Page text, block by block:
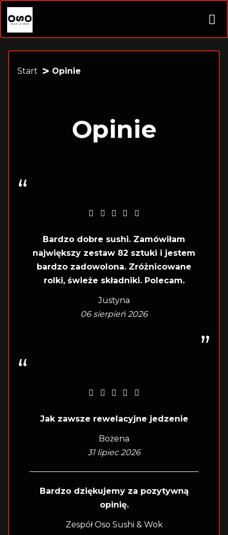
Opinie
Start Opinie
Bardzo dobre sushi. Zamówiłam
największy zestaw 82 sztuki i jestem
bardzo zadowolona. Zróżnicowane
rolki, świeże składniki. Polecam.
Justyna
06 sierpień 2026
Jak zawsze rewelacyjne jedzenie
Bożena
31 lipiec 2026
Bardzo dziękujemy za pozytywną
opinię.
Zespół Oso Sushi & Wok